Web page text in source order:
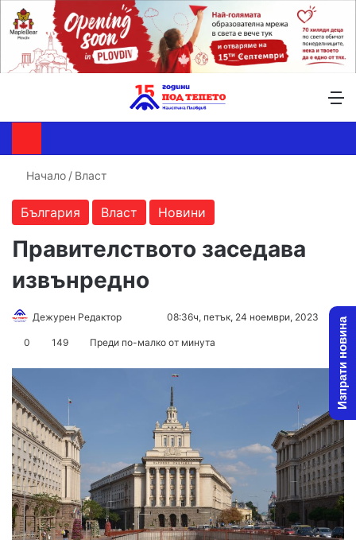
Начало / Власт
България Власт Новини
Правителството заседава
извънредно
Дежурен Редактор
Send08:36ч, петък, 24 ноември, 2023
0 149 Преди по-малко от минута Изпрати новина